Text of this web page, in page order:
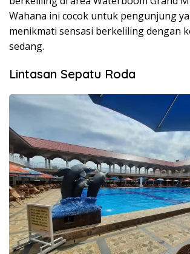
Wahana ini cocok untuk pengunjung
menikmati sensasi berkeliling dengan
sedang.
Lintasan Sepatu Roda